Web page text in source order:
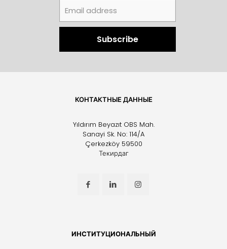
КОНТАКТНЫЕ ДАННЫЕ
Yıldırım Beyazıt OBS Mah.
Sanayi Sk. No: 114/A
Çerkezköy 59500
Текирдаг
ИНСТИТУЦИОНАЛЬНЫЙ